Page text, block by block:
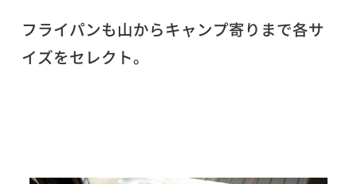
フライパンも山からキャンプ寄りまで各サ
イズをセレクト。